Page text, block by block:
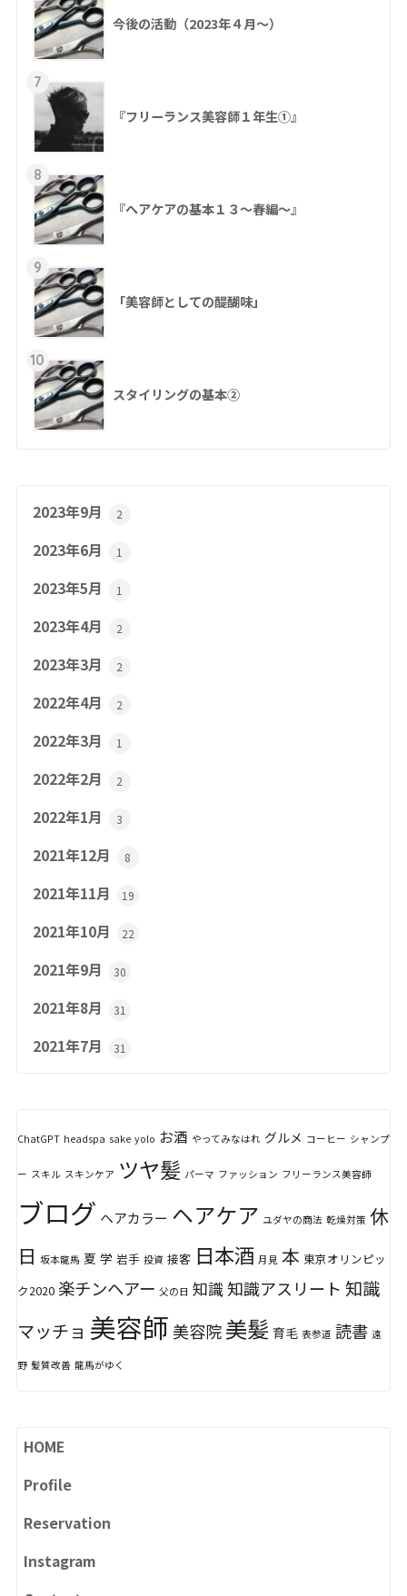
今後の活動（2023年４月〜）
7
『フリーランス美容師１年生①』
8
『ヘアケアの基本１３～春編～』
9
「美容師としての醍醐味」
10
スタイリングの基本②
2023年9月 2
2023年6月 1
2023年5月 1
2023年4月 2
2023年3月 2
2022年4月 2
2022年3月 1
2022年2月 2
2022年1月 3
2021年12月 8
2021年11月 19
2021年10月 22
2021年9月 30
2021年8月 31
2021年7月 31
ChatGPT headspa sake yolo お酒 やってみなはれ グルメ コーヒー シャンプ
ー スキル スキンケア ツヤ髪 パーマ ファッション フリーランス美容師
ブログ ヘアカラー ヘアケア ユダヤの商法 乾燥対策 休
日 坂本龍馬 夏 学 岩手 投資 接客 日本酒 月見 本 東京オリンピッ
ク2020 楽チンヘアー 父の日 知識 知識アスリート 知識
マッチョ 美容師美容院美髪 育毛 表参道 読書 遠
野 髪質改善 龍馬がゆく
HOME
Profile
Reservation
Instagram